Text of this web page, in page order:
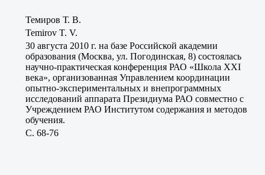
Темиров Т. В.
Temirov T. V.
30 августа 2010 г. на базе Российской академии
образования (Москва, ул. Погодинская, 8) состоялась
научно-практическая конференция РАО «Школа XXI
века», организованная Управлением координации
опытно-экспериментальных и внепрограммных
исследований аппарата Президиума РАО совместно с
Учреждением РАО Институтом содержания и методов
обучения.
C. 68-76